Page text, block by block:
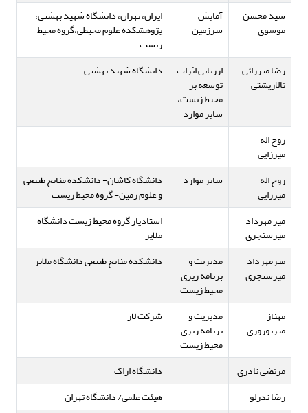
سید محسن
موسوی
آمایش
سرزمین
ایران، تهران، دانشگاه شهید بهشتی،
پژوهشکده علوم محیطی،گروه محیط
زیست
رضا میرزائی
تالارپشتی
ارزیابی اثرات
توسعه بر
محیط زیست،
سایر موارد
دانشگاه شهید بهشتی
روح اله
میرزایی
روح اله
میرزایی
سایر موارد دانشگاه کاشان- دانشکده منابع طبیعی
و علوم زمین- گروه محیط زیست
میر مهرداد
میرسنجری
استادیار گروه محیط زیست دانشگاه
ملایر
میرمهرداد
میرسنجری
مدیریت و
برنامه ریزی
محیط زیست
دانشکده منابع طبیعی دانشگاه ملایر
مهناز
میرنوروزی
مدیریت و
برنامه ریزی
محیط زیست
شرکت لار
مرتضی نادری
دانشگاه اراک
رضا ندرلو
هیئت علمی/ دانشگاه تهران